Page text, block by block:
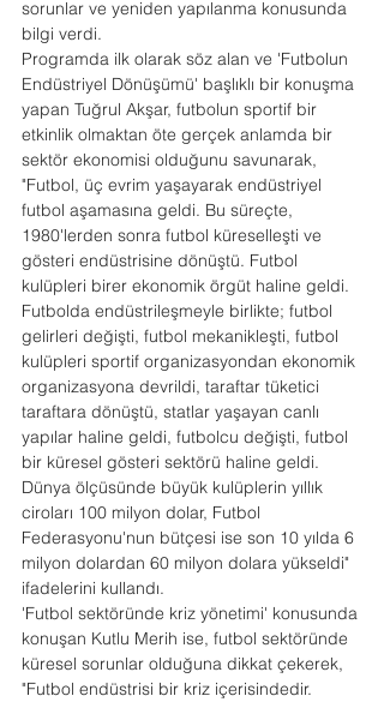
sorunlar ve yeniden yapılanma konusunda
bilgi verdi.
Programda ilk olarak söz alan ve 'Futbolun
Endüstriyel Dönüşümü' başlıklı bir konuşma
yapan Tuğrul Akşar, futbolun sportif bir
etkinlik olmaktan öte gerçek anlamda bir
sektör ekonomisi olduğunu savunarak,
"Futbol, üç evrim yaşayarak endüstriyel
futbol aşamasına geldi. Bu süreçte,
1980'lerden sonra futbol küreselleşti ve
gösteri endüstrisine dönüştü. Futbol
kulüpleri birer ekonomik örgüt haline geldi.
Futbolda endüstrileşmeyle birlikte; futbol
gelirleri değişti, futbol mekanikleşti, futbol
kulüpleri sportif organizasyondan ekonomik
organizasyona devrildi, taraftar tüketici
taraftara dönüştü, statlar yaşayan canlı
yapılar haline geldi, futbolcu değişti, futbol
bir küresel gösteri sektörü haline geldi.
Dünya ölçüsünde büyük kulüplerin yıllık
ciroları 100 milyon dolar, Futbol
Federasyonu'nun bütçesi ise son 10 yılda 6
milyon dolardan 60 milyon dolara yükseldi"
ifadelerini kullandı.
'Futbol sektöründe kriz yönetimi' konusunda
konuşan Kutlu Merih ise, futbol sektöründe
küresel sorunlar olduğuna dikkat çekerek,
"Futbol endüstrisi bir kriz içerisindedir.